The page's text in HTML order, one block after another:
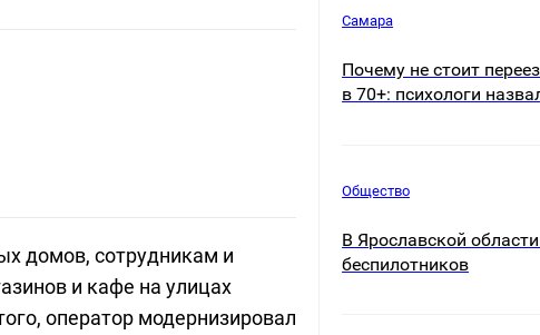
домов, сотрудникам и
и кафе на улицах
оператор модернизировал
Самара
Почему не стоит
в 70+: психологи
Общество
В Ярославской
беспилотников